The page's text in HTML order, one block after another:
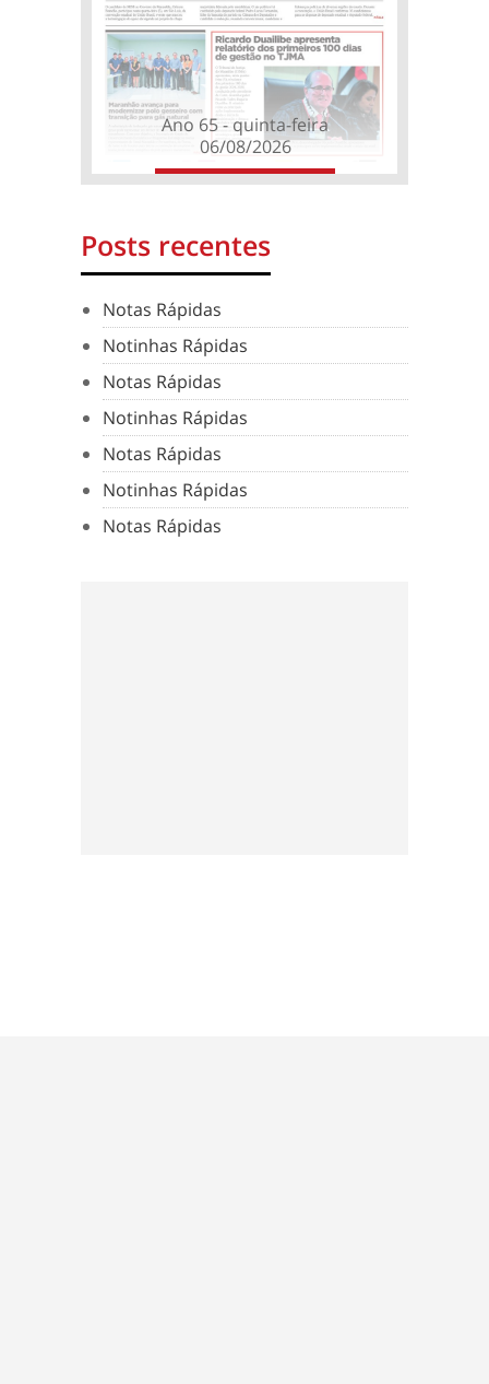
Ano 65 - quinta-feira
06/08/2026
Posts recentes
Notas Rápidas
Notinhas Rápidas
Notas Rápidas
Notinhas Rápidas
Notas Rápidas
Notinhas Rápidas
Notas Rápidas